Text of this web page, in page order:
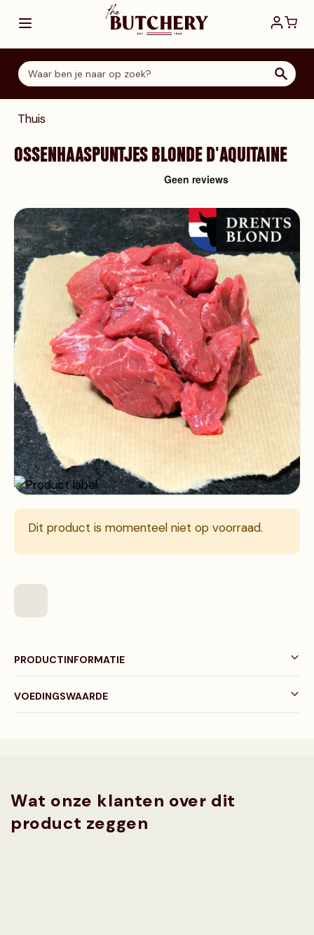
Thuis
OSSENHAASPUNTJES BLONDE D'AQUITAINE
Dit product is momenteel niet op voorraad.
PRODUCTINFORMATIE
VOEDINGSWAARDE
Wat onze klanten over dit
product zeggen